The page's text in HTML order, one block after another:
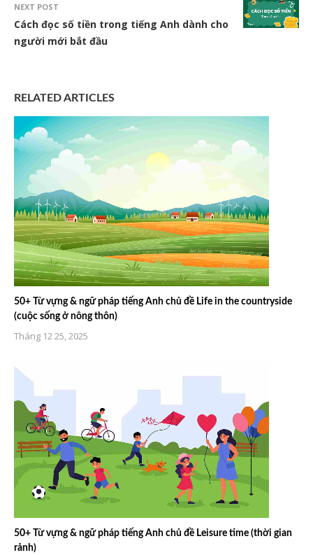
NEXT POST
Cách đọc số tiền trong tiếng Anh dành cho
người mới bắt đầu
RELATED ARTICLES
50+ Từ vựng & ngữ pháp tiếng Anh chủ đề Life in the countryside
(cuộc sống ở nông thôn)
Tháng 12 25, 2025
50+ Từ vựng & ngữ pháp tiếng Anh chủ đề Leisure time (thời gian
rảnh)